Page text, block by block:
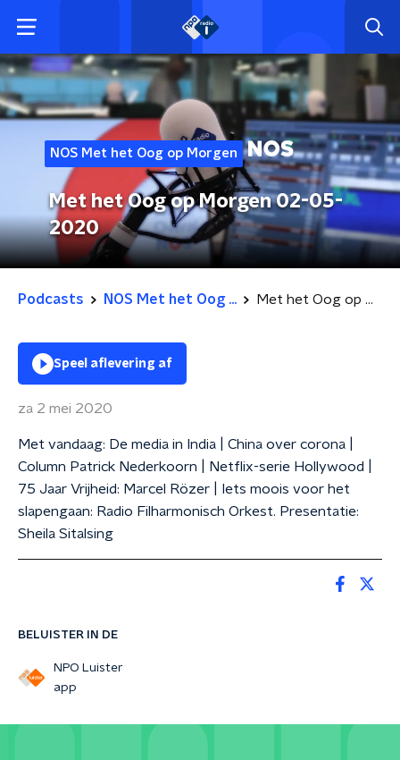
NOS Met het Oog op Morgen
Met het Oog op Morgen 02-05-
2020
Podcasts NOS Met het Oog ... Met het Oog op Morgen 02-05-2020
BELUISTER IN DE
NPO Luister
app
Speel aflevering af
za 2 mei 2020
Met vandaag: De media in India | China over corona |
Column Patrick Nederkoorn | Netflix-serie Hollywood |
75 Jaar Vrijheid: Marcel Rözer | Iets moois voor het
slapengaan: Radio Filharmonisch Orkest. Presentatie:
Sheila Sitalsing